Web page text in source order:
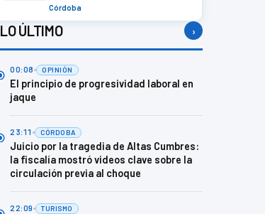
Córdoba
LO ÚLTIMO ›
00:08 OPINIÓN
El principio de progresividad laboral en
jaque
23:11 CÓRDOBA
Juicio por la tragedia de Altas Cumbres:
la fiscalía mostró videos clave sobre la
circulación previa al choque
22:09 TURISMO